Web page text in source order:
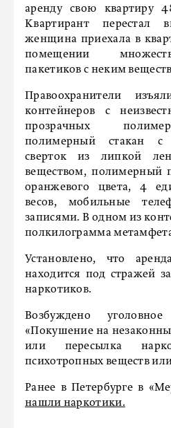
аренду свою квартиру
Квартирант перестал
женщина приехала в
помещении
пакетиков с неким
Правоохранители
контейнеров с
прозрачных
полимерный стакан
сверток из липкой
веществом, полимерный
оранжевого цвета, 4
весов, мобильные
записями. В одном из
полкилограмма
Установлено, что
находится под стражей
наркотиков.
Возбуждено
«Покушение на
или пересылка
психотропных веществ
Ранее в Петербурге в
нашли наркотики.